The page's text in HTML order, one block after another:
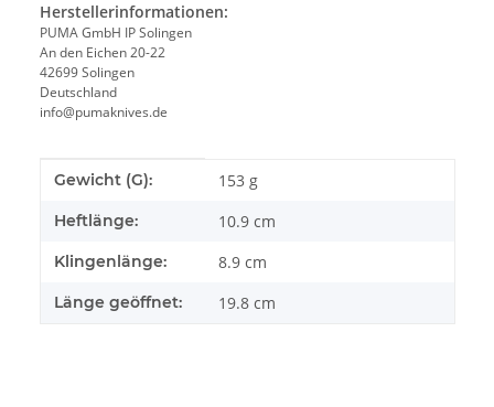
Herstellerinformationen:
PUMA GmbH IP Solingen
An den Eichen 20-22
42699 Solingen
Deutschland
info@pumaknives.de
Produkteigenschaft
Wert
Gewicht (G): 153 g
Heftlänge: 10.9 cm
Klingenlänge: 8.9 cm
Länge geöffnet: 19.8 cm